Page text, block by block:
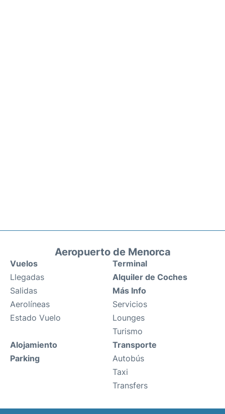
Aeropuerto de Menorca
Vuelos
Llegadas
Salidas
Aerolíneas
Estado Vuelo
Terminal
Alquiler de Coches
Más Info
Servicios
Lounges
Turismo
Alojamiento
Parking
Transporte
Autobús
Taxi
Transfers